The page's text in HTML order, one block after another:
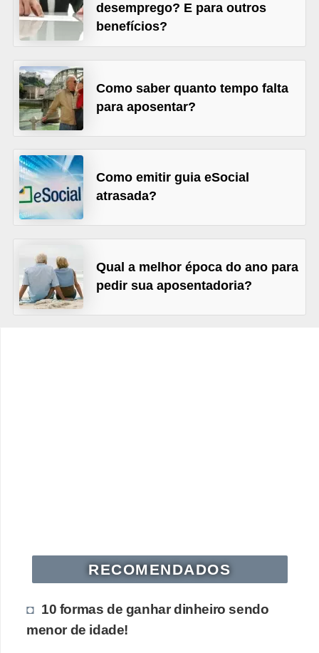
desemprego? E para outros
benefícios?
Como saber quanto tempo falta
para aposentar?
Como emitir guia eSocial
atrasada?
Qual a melhor época do ano para
pedir sua aposentadoria?
RECOMENDADOS
10 formas de ganhar dinheiro sendo
menor de idade!
o
s
ú
b
l
c
o
s
o
n
t
o
E
m
p